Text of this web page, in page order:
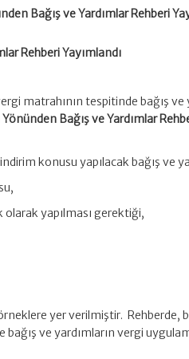
Bağış ve Yardımlar Rehberi
Rehberi Yayımlandı
matrahının tespitinde bağış ve
Bağış ve Yardımlar
konusu yapılacak bağış ve
yapılması gerektiği,
yer verilmiştir. Rehberde,
ve yardımların vergi